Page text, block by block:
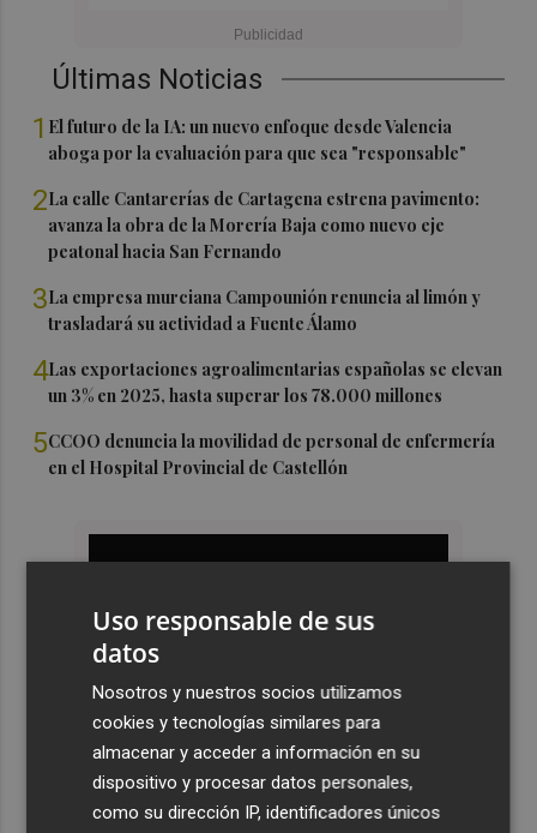
Últimas Noticias
1 El futuro de la IA: un nuevo enfoque desde Valencia
aboga por la evaluación para que sea "responsable"
2La calle Cantarerías de Cartagena estrena pavimento:
avanza la obra de la Morería Baja como nuevo eje
peatonal hacia San Fernando
3La empresa murciana Campounión renuncia al limón y
trasladará su actividad a Fuente Álamo
4Las exportaciones agroalimentarias españolas se elevan
un 3% en 2025, hasta superar los 78.000 millones
5CCOO denuncia la movilidad de personal de enfermería
en el Hospital Provincial de Castellón
Uso responsable de sus
datos
Nosotros y nuestros socios utilizamos
cookies y tecnologías similares para
almacenar y acceder a información en su
dispositivo y procesar datos personales,
como su dirección IP, identificadores únicos